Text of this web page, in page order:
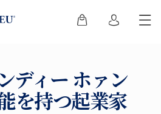
ディー ホァン
を持つ起業家